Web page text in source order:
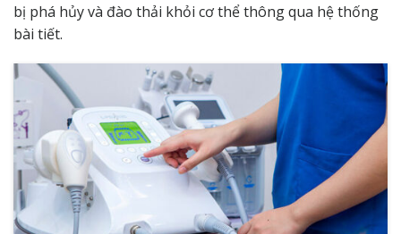
bị phá hủy và đào thải khỏi cơ thể thông qua hệ thống
bài tiết.